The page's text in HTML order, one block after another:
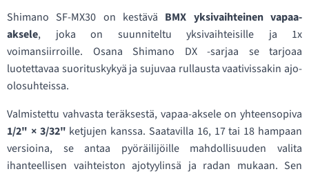
Shimano SF-MX30 on kestävä BMX yksivaihteinen vapaa-
aksele, joka on suunniteltu yksivaihteisille ja 1x
voimansiirroille. Osana Shimano DX -sarjaa se tarjoaa
luotettavaa suorituskykyä ja sujuvaa rullausta vaativissakin ajo-
olosuhteissa.
Valmistettu vahvasta teräksestä, vapaa-aksele on yhteensopiva
1/2" × 3/32" ketjujen kanssa. Saatavilla 16, 17 tai 18 hampaan
versioina, se antaa pyöräilijöille mahdollisuuden valita
ihanteellisen vaihteiston ajotyylinsä ja radan mukaan. Sen